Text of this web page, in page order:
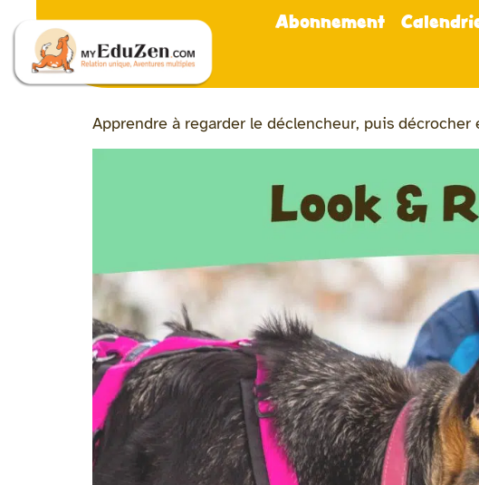
Abonnement
Apprendre à regarder le déclencheur, puis décrocher